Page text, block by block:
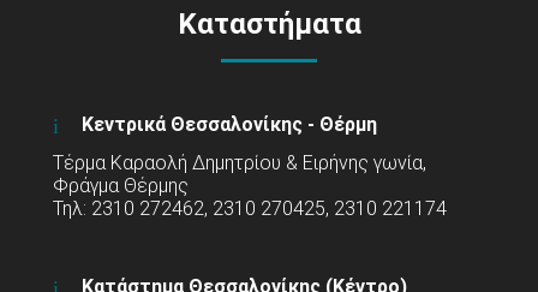
Καταστήματα
Κεντρικά Θεσσαλονίκης - Θέρμη
Τέρμα Καραολή Δημητρίου & Ειρήνης γωνία,
Φράγμα Θέρμης
Τηλ: 2310 272462, 2310 270425, 2310 221174
Κατάστημα Θεσσαλονίκης (Κέντρο)